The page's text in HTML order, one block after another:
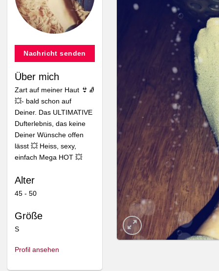
Nachricht senden
Über mich
Zart auf meiner Haut 👙🧦
💥- bald schon auf
Deiner. Das ULTIMATIVE
Dufterlebnis, das keine
Deiner Wünsche offen
lässt 💥 Heiss, sexy,
einfach Mega HOT 💥
Alter
45 - 50
Größe
S
Profil ansehen